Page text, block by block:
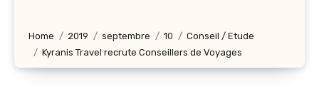
Home 2019 septembre 10
Conseil / Etude
Kyranis Travel recrute Conseillers de Voyages